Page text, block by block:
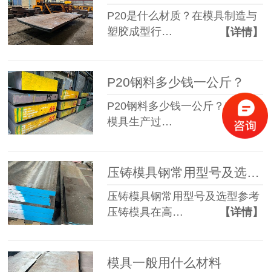
P20是什么材质？在模具制造与
塑胶成型行…
【详情】
P20钢料多少钱一公斤？
P20钢料多少钱一公斤？在塑胶
模具生产过…
【详情】
压铸模具钢常用型号及选型参考
压铸模具钢常用型号及选型参考
压铸模具在高…
【详情】
模具一般用什么材料